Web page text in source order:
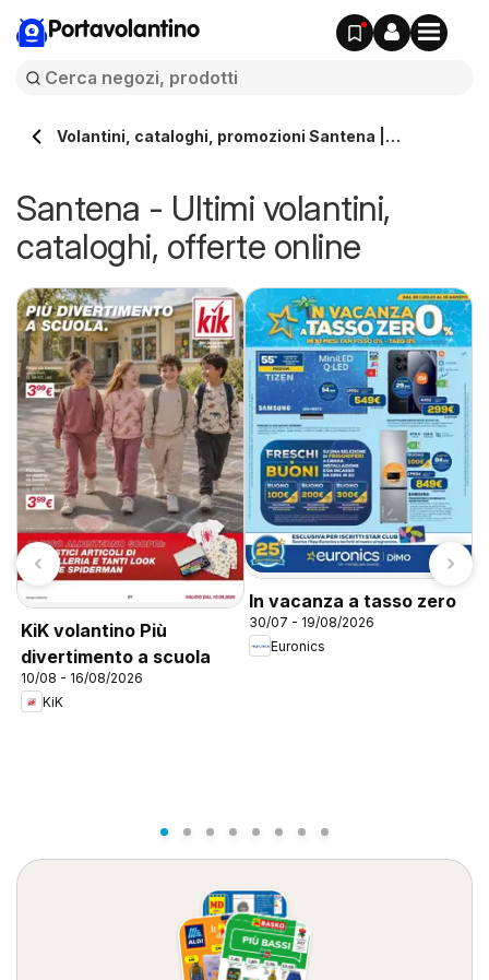
Portavolantino
Volantini, cataloghi, promozioni Santena |
Santena - Ultimi volantini,
cataloghi, offerte online
KiK volantino Più
divertimento a scuola
10/08 - 16/08/2026
KiK
In vacanza a tasso zero
30/07 - 19/08/2026
Euronics